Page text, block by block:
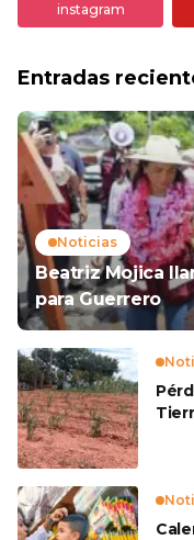
instagram
Entradas
Noticias
Beatriz Mojica
para Guerrero